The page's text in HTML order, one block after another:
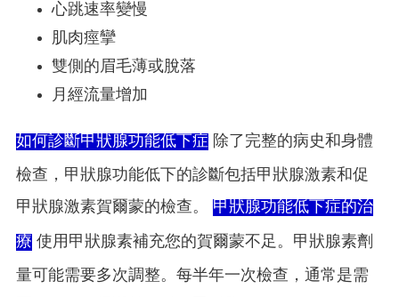
心跳速率變慢
肌肉痙攣
雙側的眉毛薄或脫落
月經流量增加
如何診斷甲狀腺功能低下症 除了完整的病史和身體
檢查，甲狀腺功能低下的診斷包括甲狀腺激素和促
甲狀腺激素賀爾蒙的檢查。
甲狀腺功能低下症的治
療 使用甲狀腺素補充您的賀爾蒙不足。甲狀腺素劑
量可能需要多次調整。每半年一次檢查，通常是需